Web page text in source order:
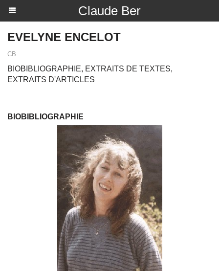
Claude Ber
EVELYNE ENCELOT
CB
BIOBIBLIOGRAPHIE, EXTRAITS DE TEXTES,
EXTRAITS D'ARTICLES
BIOBIBLIOGRAPHIE